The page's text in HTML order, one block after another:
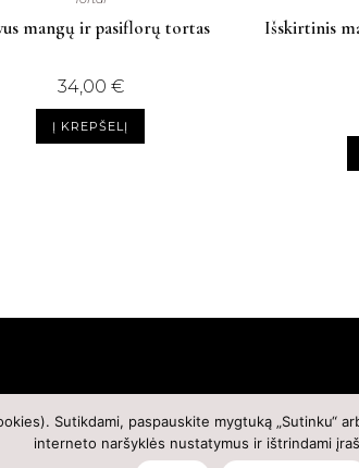
mangų ir pasiflorų tortas
34,00 €
Į KREPŠELĮ
Išskirtinis
Sutikdami, paspauskite mygtuką „Sutinku“
interneto naršyklės nustatymus ir ištrindami